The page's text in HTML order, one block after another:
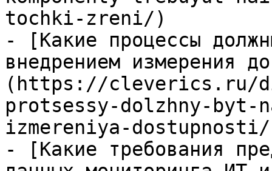
tochki-zreni/)
- [Какие процессы
внедрением измерения
(https://cleverics.ru/
protsessy-dolzhny-byt-
izmereniya-
- [Какие требования